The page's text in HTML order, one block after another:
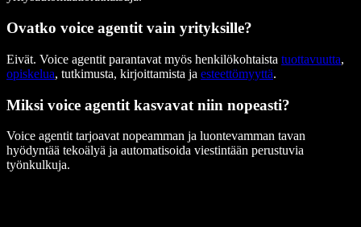
Ovatko voice agentit vain yrityksille?
Eivät. Voice agentit parantavat myös henkilökohtaista tuottavuutta,
opiskelua, tutkimusta, kirjoittamista ja esteettömyyttä.
Miksi voice agentit kasvavat niin nopeasti?
Voice agentit tarjoavat nopeamman ja luontevamman tavan
hyödyntää tekoälyä ja automatisoida viestintään perustuvia
työnkulkuja.